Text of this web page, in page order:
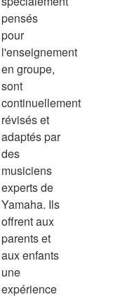
pensés
pour
l'enseignement
en groupe,
sont
continuellement
révisés et
adaptés par
des
musiciens
experts de
Yamaha. Ils
offrent aux
parents et
aux enfants
une
expérience